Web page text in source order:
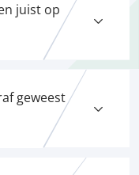
juist op
geweest